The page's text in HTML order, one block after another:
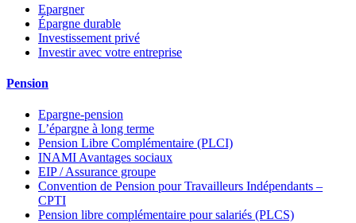
Epargner
Épargne durable
Investissement privé
Investir avec votre entreprise
Pension
Epargne-pension
L’épargne à long terme
Pension Libre Complémentaire (PLCI)
INAMI Avantages sociaux
EIP / Assurance groupe
Convention de Pension pour Travailleurs Indépendants –
CPTI
Pension libre complémentaire pour salariés (PLCS)